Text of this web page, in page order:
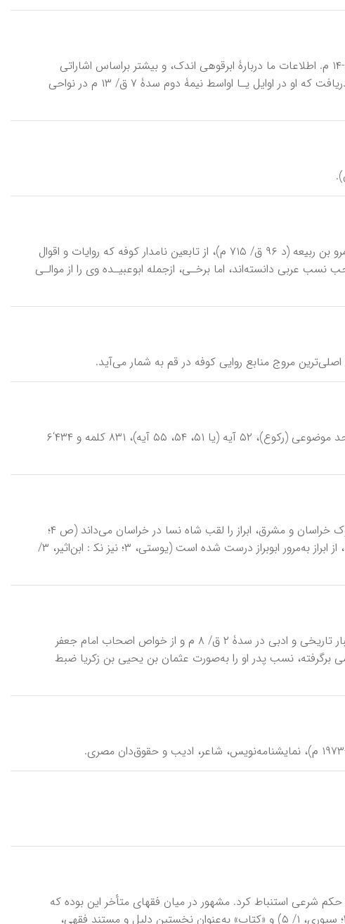
اَبَرْقوهی، شمس‌الدین ابراهیم، از عارفان و نویسندگان سده‌های ۷- ۸ ق/ ۱۳-۱۴ م. اطلاعات ما دربارۀ ابرقوهی اندک، و بیشتر بر‌اساس اشاراتی
است که وی در اثر مفصل خود، مجمع البحرین دارد. از این اشارات می‌توان دریافت که او در اوایل یـا اواسط نیمۀ دوم سدۀ ۷ ق/ ۱۳ م در نواحی
اِبْراهیمِ نَخَعی (جایگزین مقالۀ دبا)، ابو‌عمران ابراهیم بن یزید بن اسود بن عمرو بن ربیعه (د ۹۶ ق/ ۷۱۵ م)، از تابعین نامدار کوفه که روایات و اقوال
عربی دانسته‌اند، اما برخـی، از‌جمله ابوعبیـده وی را از موالـی
اِبْراهیم (جایگزین مقالۀ دبا)، نام چهاردهمین سوره از قرآن کریم، دارای ۷ واحد موضوعی (رکوع)، ۵۲ آیه (یا ۵۱، ۵۴، ۵۵ آیه)، ۸۳۱ کلمه و ۴۳۴‘۶
اَبْراز، عنوان ماهویه، ابوبراز، مرزبان مرو. ابن‌خردادبه ضمن برشمردن القاب ملوک خراسان و مشرق، ابراز را لقب شاه نسا در خراسان می‌داند (ص ۴؛
نیز نک‍ : بلاذری، ۵۷۵؛ دینوری، ۱۳۹). ظاهراً چون پسر ماهویه براز نام داشته، از ابراز به‌مرور ابوبراز درست شده است (یوستی، ۳؛ نیز نک‍ : ابن‌اثیر، ۳/
اَبانِ اَحْمَر (جایگزین مقالۀ دبا)، ابوعبدالله ابـان بن عثمان، راوی حدیث و اخبار تاریخی و ادبی در سدۀ ۲‌ ق/ ۸‌ م و از خواص اصحاب امام جعفر
نسب پدر او را به‌‌صورت عثمان بن یحیی بن زکریا ضبط‌
حکم شرعی استنباط کرد. مشهور در میان فقهای متأخر این بوده که
شمار «آیات‌الاحکام» بالغ بر ۵۰۰ آیه است (برای نمونه، نک‍ : علامۀ حلی، ۲۴۲؛ سیوری، ۱/ ۵) و «کتاب» به‌عنوان نخستین دلیل و مستند فقهی،